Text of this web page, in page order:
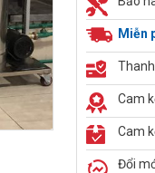
Miễn
Cam
Cam
Đổi